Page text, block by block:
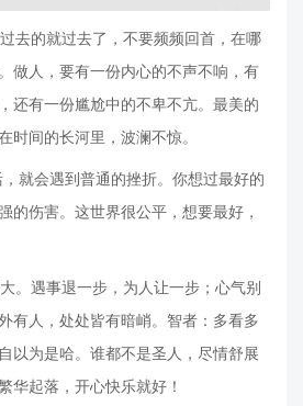
去的就过去了，不要频频回首，在哪
做人，要有一份内心的不声不响，有
还有一份尴尬中的不卑不亢。最美的
时间的长河里，波澜不惊。
就会遇到普通的挫折。你想过最好的
的伤害。这世界很公平，想要最好，
。遇事退一步，为人让一步；心气别
有人，处处皆有暗峭。智者：多看多
以为是哈。谁都不是圣人，尽情舒展
华起落，开心快乐就好！